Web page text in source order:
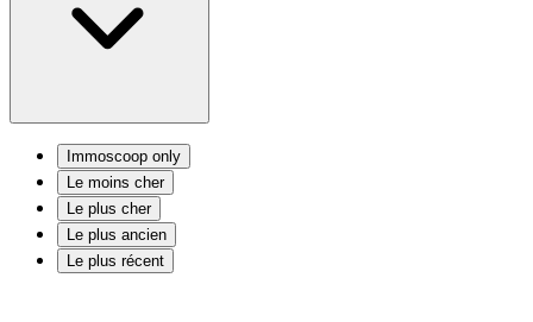
Immoscoop only
Le moins cher
Le plus cher
Le plus ancien
Le plus récent